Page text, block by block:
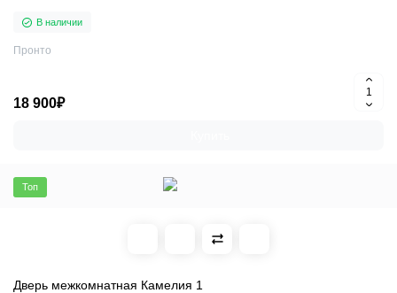
В наличии
Пронто
18 900₽
Топ
Дверь межкомнатная Камелия 1